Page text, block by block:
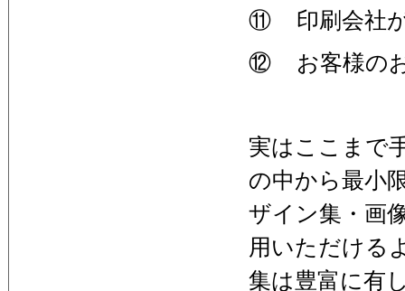
⑪ 印刷会社が
⑫ お客様のお
実はここまで
の中から最小
ザイン集・画
用いただける
集は豊富に有